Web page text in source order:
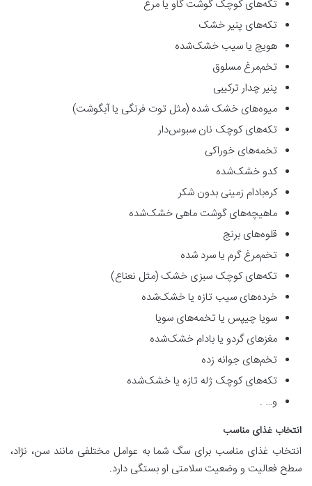
تکه‌های کوچک گوشت گاو یا مرغ
تکه‌های پنیر خشک
هویج یا سیب خشک‌شده
تخم‌مرغ مسلوق
پنیر چدار ترکیبی
میوه‌های خشک شده (مثل توت فرنگی یا آبگوشت)
تکه‌های کوچک نان سبوس‌دار
تخمه‌های خوراکی
کدو خشک‌شده
کره‌بادام زمینی بدون شکر
ماهیچه‌های گوشت ماهی خشک‌شده
قلوه‌های برنج
تخم‌مرغ گرم یا سرد شده
تکه‌های کوچک سبزی خشک (مثل نعناع)
خرده‌های سیب تازه یا خشک‌شده
سویا چیپس یا تخمه‌های سویا
مغزهای گردو یا بادام خشک‌شده
تخم‌های جوانه زده
تکه‌های کوچک ژله تازه یا خشک‌شده
و… .
انتخاب غذای مناسب
انتخاب غذای مناسب برای سگ شما به عوامل مختلفی مانند سن، نژاد،
سطح فعالیت و وضعیت سلامتی او بستگی دارد.